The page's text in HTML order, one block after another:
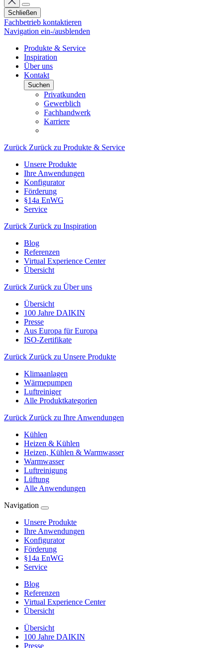
Schließen
Fachbetrieb kontaktieren
Navigation ein-/ausblenden
Produkte & Service
Inspiration
Über uns
Kontakt
Suchen
Privatkunden
Gewerblich
Fachhandwerk
Karriere
Zurück Zurück zu Produkte & Service
Unsere Produkte
Ihre Anwendungen
Konfigurator
Förderung
§14a EnWG
Service
Zurück Zurück zu Inspiration
Blog
Referenzen
Virtual Experience Center
Übersicht
Zurück Zurück zu Über uns
Übersicht
100 Jahre DAIKIN
Presse
Aus Europa für Europa
ISO-Zertifikate
Zurück Zurück zu Unsere Produkte
Klimaanlagen
Wärmepumpen
Luftreiniger
Alle Produktkategorien
Zurück Zurück zu Ihre Anwendungen
Kühlen
Heizen & Kühlen
Heizen, Kühlen & Warmwasser
Warmwasser
Luftreinigung
Lüftung
Alle Anwendungen
Navigation
Unsere Produkte
Ihre Anwendungen
Konfigurator
Förderung
§14a EnWG
Service
Blog
Referenzen
Virtual Experience Center
Übersicht
Übersicht
100 Jahre DAIKIN
Presse